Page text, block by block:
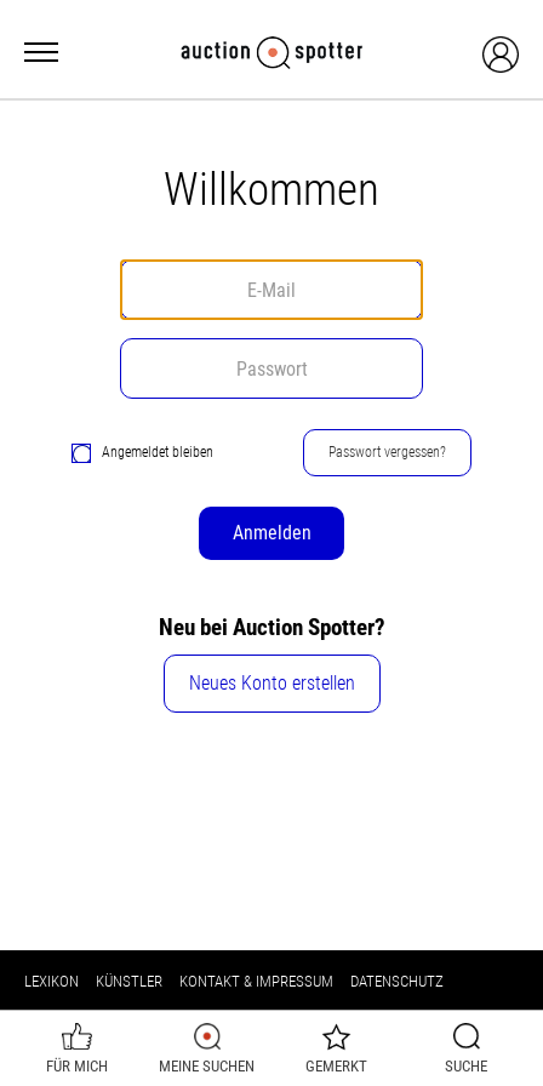
Willkommen
Angemeldet bleiben Passwort vergessen?
Anmelden
Neu bei Auction Spotter?
Neues Konto erstellen
LEXIKON KÜNSTLER KONTAKT & IMPRESSUM DATENSCHUTZ
FÜR MICH MEINE SUCHEN GEMERKT SUCHE